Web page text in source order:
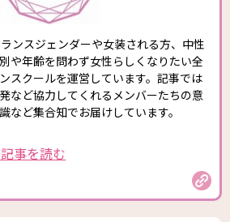
ンスジェンダーや女装される方、中性
や年齢を問わず女性らしくなりたい全
スクールを運営しています。記事では
など協力してくれるメンバーたちの意
など集合知でお届けしています。
事を読む